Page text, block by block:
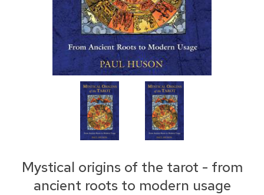
Mystical origins of the tarot - from
ancient roots to modern usage